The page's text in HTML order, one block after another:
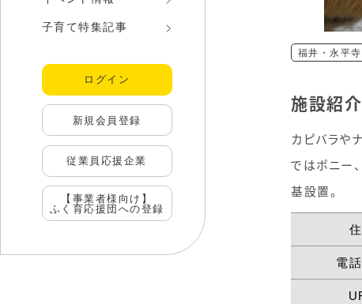
子育て特集記事
ログイン
新規会員登録
従業員応援企業
【事業者様向け】
ふく育応援団への登録
福井・永平寺
施設紹介
カピバラや
ではポニー
基設置。
電